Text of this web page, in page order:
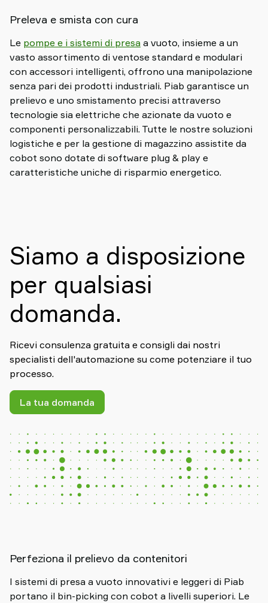
Preleva e smista con cura
Le pompe e i sistemi di presa a vuoto, insieme a un
vasto assortimento di ventose standard e modulari
con accessori intelligenti, offrono una manipolazione
senza pari dei prodotti industriali. Piab garantisce un
prelievo e uno smistamento precisi attraverso
tecnologie sia elettriche che azionate da vuoto e
componenti personalizzabili. Tutte le nostre soluzioni
logistiche e per la gestione di magazzino assistite da
cobot sono dotate di software plug & play e
caratteristiche uniche di risparmio energetico.
Siamo a disposizione
per qualsiasi
domanda.
Ricevi consulenza gratuita e consigli dai nostri
specialisti dell'automazione su come potenziare il tuo
processo.
La tua domanda
Perfeziona il prelievo da contenitori
I sistemi di presa a vuoto innovativi e leggeri di Piab
portano il bin-picking con cobot a livelli superiori. Le